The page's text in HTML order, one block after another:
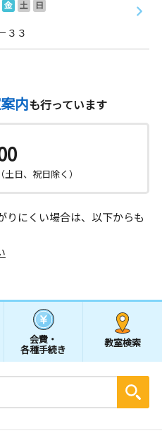
金 土
日
３３
内も行っています
日、祝日除く）
りにくい場合は、以下からも
会費・
各種手続き
教室検索